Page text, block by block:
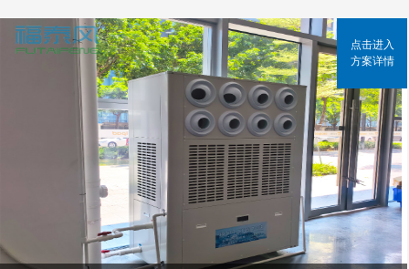
点击进入
方案详情